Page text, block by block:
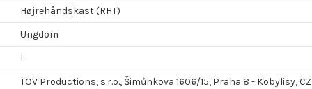
Højrehåndskast (RHT)
Ungdom
I
TOV Productions, s.r.o., Šimůnkova 1606/15, Praha 8 - Kobylisy,